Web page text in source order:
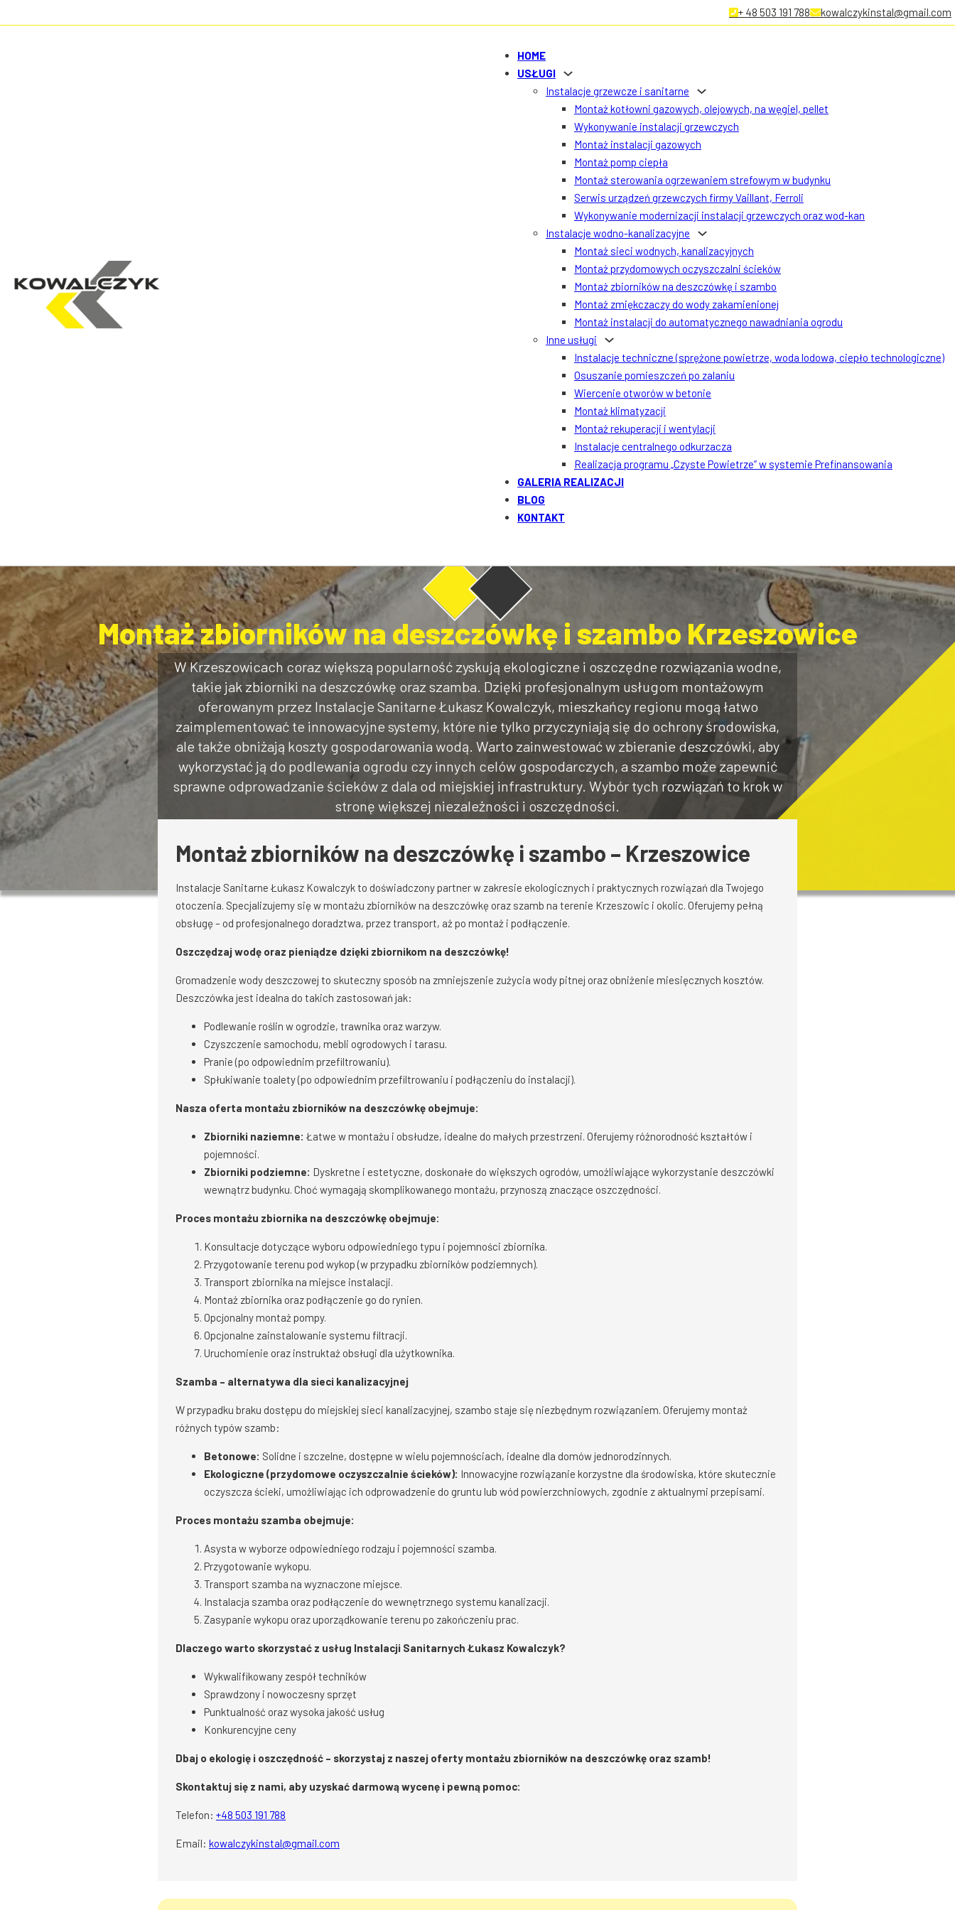
+ 48 503 191 788 kowalczykinstal@gmail.com
HOME
USŁUGI
Instalacje grzewcze i sanitarne
Montaż kotłowni gazowych, olejowych, na węgiel, pellet
Wykonywanie instalacji grzewczych
Montaż instalacji gazowych
Montaż pomp ciepła
Montaż sterowania ogrzewaniem strefowym w budynku
Serwis urządzeń grzewczych firmy Vaillant, Ferroli
Wykonywanie modernizacji instalacji grzewczych oraz wod-kan
Instalacje wodno-kanalizacyjne
Montaż sieci wodnych, kanalizacyjnych
Montaż przydomowych oczyszczalni ścieków
Montaż zbiorników na deszczówkę i szambo
Montaż zmiękczaczy do wody zakamienionej
Montaż instalacji do automatycznego nawadniania ogrodu
Inne usługi
Instalacje techniczne (sprężone powietrze, woda lodowa, ciepło technologiczne)
Osuszanie pomieszczeń po zalaniu
Wiercenie otworów w betonie
Montaż klimatyzacji
Montaż rekuperacji i wentylacji
Instalacje centralnego odkurzacza
Realizacja programu „Czyste Powietrze” w systemie Prefinansowania
GALERIA REALIZACJI
BLOG
KONTAKT
Montaż zbiorników na deszczówkę i szambo Krzeszowice
W Krzeszowicach coraz większą popularność zyskują ekologiczne i oszczędne rozwiązania wodne,
takie jak zbiorniki na deszczówkę oraz szamba. Dzięki profesjonalnym usługom montażowym
oferowanym przez Instalacje Sanitarne Łukasz Kowalczyk, mieszkańcy regionu mogą łatwo
zaimplementować te innowacyjne systemy, które nie tylko przyczyniają się do ochrony środowiska,
ale także obniżają koszty gospodarowania wodą. Warto zainwestować w zbieranie deszczówki, aby
wykorzystać ją do podlewania ogrodu czy innych celów gospodarczych, a szambo może zapewnić
sprawne odprowadzanie ścieków z dala od miejskiej infrastruktury. Wybór tych rozwiązań to krok w
stronę większej niezależności i oszczędności.
Montaż zbiorników na deszczówkę i szambo – Krzeszowice
Instalacje Sanitarne Łukasz Kowalczyk to doświadczony partner w zakresie ekologicznych i praktycznych rozwiązań dla Twojego
otoczenia. Specjalizujemy się w montażu zbiorników na deszczówkę oraz szamb na terenie Krzeszowic i okolic. Oferujemy pełną
obsługę – od profesjonalnego doradztwa, przez transport, aż po montaż i podłączenie.
Oszczędzaj wodę oraz pieniądze dzięki zbiornikom na deszczówkę!
Gromadzenie wody deszczowej to skuteczny sposób na zmniejszenie zużycia wody pitnej oraz obniżenie miesięcznych kosztów.
Deszczówka jest idealna do takich zastosowań jak:
Podlewanie roślin w ogrodzie, trawnika oraz warzyw.
Czyszczenie samochodu, mebli ogrodowych i tarasu.
Pranie (po odpowiednim przefiltrowaniu).
Spłukiwanie toalety (po odpowiednim przefiltrowaniu i podłączeniu do instalacji).
Nasza oferta montażu zbiorników na deszczówkę obejmuje:
Zbiorniki naziemne: Łatwe w montażu i obsłudze, idealne do małych przestrzeni. Oferujemy różnorodność kształtów i
pojemności.
Zbiorniki podziemne: Dyskretne i estetyczne, doskonałe do większych ogrodów, umożliwiające wykorzystanie deszczówki
wewnątrz budynku. Choć wymagają skomplikowanego montażu, przynoszą znaczące oszczędności.
Proces montażu zbiornika na deszczówkę obejmuje:
Konsultacje dotyczące wyboru odpowiedniego typu i pojemności zbiornika.
Przygotowanie terenu pod wykop (w przypadku zbiorników podziemnych).
Transport zbiornika na miejsce instalacji.
Montaż zbiornika oraz podłączenie go do rynien.
Opcjonalny montaż pompy.
Opcjonalne zainstalowanie systemu filtracji.
Uruchomienie oraz instruktaż obsługi dla użytkownika.
Szamba – alternatywa dla sieci kanalizacyjnej
W przypadku braku dostępu do miejskiej sieci kanalizacyjnej, szambo staje się niezbędnym rozwiązaniem. Oferujemy montaż
różnych typów szamb:
Betonowe: Solidne i szczelne, dostępne w wielu pojemnościach, idealne dla domów jednorodzinnych.
Ekologiczne (przydomowe oczyszczalnie ścieków): Innowacyjne rozwiązanie korzystne dla środowiska, które skutecznie
oczyszcza ścieki, umożliwiając ich odprowadzenie do gruntu lub wód powierzchniowych, zgodnie z aktualnymi przepisami.
Proces montażu szamba obejmuje:
Asysta w wyborze odpowiedniego rodzaju i pojemności szamba.
Przygotowanie wykopu.
Transport szamba na wyznaczone miejsce.
Instalacja szamba oraz podłączenie do wewnętrznego systemu kanalizacji.
Zasypanie wykopu oraz uporządkowanie terenu po zakończeniu prac.
Dlaczego warto skorzystać z usług Instalacji Sanitarnych Łukasz Kowalczyk?
Wykwalifikowany zespół techników
Sprawdzony i nowoczesny sprzęt
Punktualność oraz wysoka jakość usług
Konkurencyjne ceny
Dbaj o ekologię i oszczędność – skorzystaj z naszej oferty montażu zbiorników na deszczówkę oraz szamb!
Skontaktuj się z nami, aby uzyskać darmową wycenę i pewną pomoc:
Telefon: +48 503 191 788
Email: kowalczykinstal@gmail.com